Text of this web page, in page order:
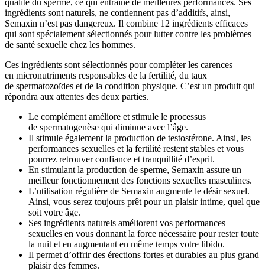
qualité du sperme, ce qui entraîne de meilleures performances. Ses
ingrédients sont naturels, ne contiennent pas d’additifs, ainsi,
Semaxin n’est pas dangereux. Il combine 12 ingrédients efficaces
qui sont spécialement sélectionnés pour lutter contre les problèmes
de santé sexuelle chez les hommes.
Ces ingrédients sont sélectionnés pour compléter les carences
en micronutriments responsables de la fertilité, du taux
de spermatozoïdes et de la condition physique. C’est un produit qui
répondra aux attentes des deux parties.
Le complément améliore et stimule le processus
de spermatogenèse qui diminue avec l’âge.
Il stimule également la production de testostérone. Ainsi, les
performances sexuelles et la fertilité restent stables et vous
pourrez retrouver confiance et tranquillité d’esprit.
En stimulant la production de sperme, Semaxin assure un
meilleur fonctionnement des fonctions sexuelles masculines.
L’utilisation régulière de Semaxin augmente le désir sexuel.
Ainsi, vous serez toujours prêt pour un plaisir intime, quel que
soit votre âge.
Ses ingrédients naturels améliorent vos performances
sexuelles en vous donnant la force nécessaire pour rester toute
la nuit et en augmentant en même temps votre libido.
Il permet d’offrir des érections fortes et durables au plus grand
plaisir des femmes.